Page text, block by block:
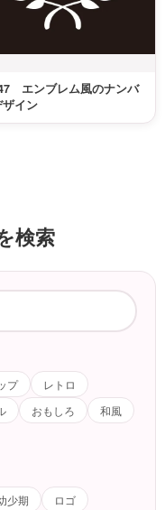
エンブレム風のナンバ
ザイン
検索
プ
レトロ
おもしろ
和風
少期 ロゴ